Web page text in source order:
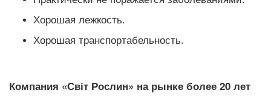
Хорошая лежкость.
Хорошая транспортабельность.
Компания «Світ Рослин» на рынке более 20 лет